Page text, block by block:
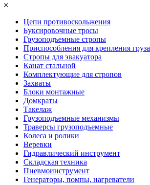
𐄂
Цепи противоскольжения
Буксировочные тросы
Грузоподъемные стропы
Приспособления для крепления груза
Стропы для эвакуатора
Канат стальной
Комплектующие для стропов
Захваты
Блоки монтажные
Домкраты
Такелаж
Грузоподъемные механизмы
Траверсы грузоподъемные
Колеса и ролики
Веревки
Гидравлический инструмент
Складская техника
Пневмоинструмент
Генераторы, помпы, нагреватели